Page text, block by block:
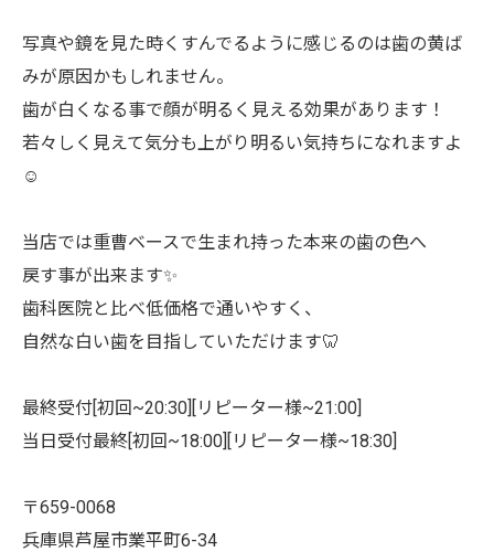
写真や鏡を見た時くすんでるように感じるのは歯の黄ば
みが原因かもしれません。
歯が白くなる事で顔が明るく見える効果があります！
若々しく見えて気分も上がり明るい気持ちになれますよ
☺️
当店では重曹ベースで生まれ持った本来の歯の色へ
戻す事が出来ます✨
歯科医院と比べ低価格で通いやすく、
自然な白い歯を目指していただけます🦷
最終受付[初回~20:30][リピーター様~21:00]
当日受付最終[初回~18:00][リピーター様~18:30]
〒659-0068
兵庫県芦屋市業平町6-34